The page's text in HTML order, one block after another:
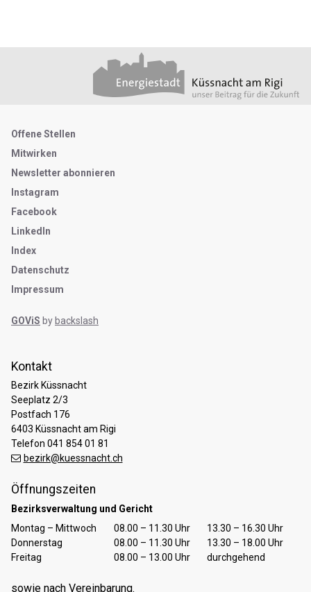
Kontakt
Bezirk Küssnacht
Seeplatz 2/3
Postfach 176
6403 Küssnacht am Rigi
Telefon 041 854 01 81
bezirk@kuessnacht.ch
Öffnungszeiten
Bezirksverwaltung und Gericht
TagÖffnungszeiten Vormittag Öffnungszeiten Nachmittag
Montag – Mittwoch 08.00 – 11.30 Uhr
13.30 – 16.30 Uhr
Donnerstag
08.00 – 11.30 Uhr
13.30 – 18.00 Uhr
Freitag
08.00 – 13.00 Uhr durchgehend
sowie nach Vereinbarung.
Metanavigation
Offene Stellen
Mitwirken
Newsletter abonnieren
Instagram
Facebook
LinkedIn
Index
Datenschutz
Impressum
GOViS bybackslash